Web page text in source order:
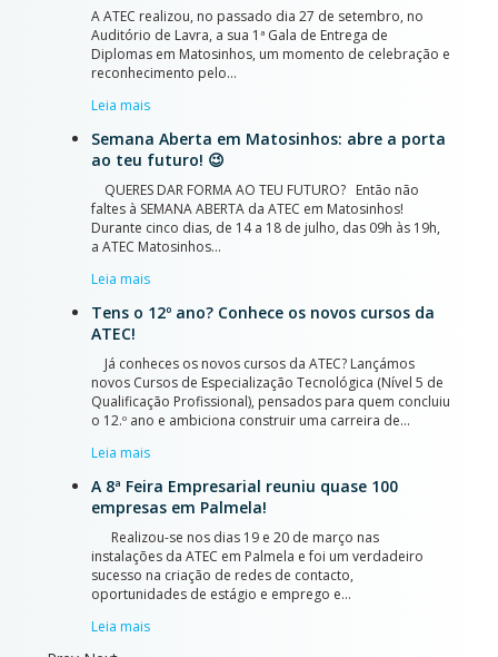
A ATEC realizou, no passado dia 27 de setembro, no
Auditório de Lavra, a sua 1ª Gala de Entrega de
Diplomas em Matosinhos, um momento de celebração e
reconhecimento pelo…
Leia mais
Semana Aberta em Matosinhos: abre a porta
ao teu futuro! 😉
QUERES DAR FORMA AO TEU FUTURO? Então não
faltes à SEMANA ABERTA da ATEC em Matosinhos!
Durante cinco dias, de 14 a 18 de julho, das 09h às 19h,
a ATEC Matosinhos…
Leia mais
Tens o 12º ano? Conhece os novos cursos da
ATEC!
Já conheces os novos cursos da ATEC? Lançámos
novos Cursos de Especialização Tecnológica (Nível 5 de
Qualificação Profissional), pensados para quem concluiu
o 12.º ano e ambiciona construir uma carreira de…
Leia mais
A 8ª Feira Empresarial reuniu quase 100
empresas em Palmela!
Realizou-se nos dias 19 e 20 de março nas
instalações da ATEC em Palmela e foi um verdadeiro
sucesso na criação de redes de contacto,
oportunidades de estágio e emprego e…
Leia mais